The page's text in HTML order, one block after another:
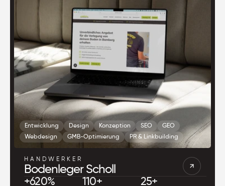
Entwicklung Design Konzeption SEO
GEO
Webdesign
GMB-Optimierung PR & Linkbuilding
HANDWERKER
Bodenleger Scholl
+620% 110+ 25+